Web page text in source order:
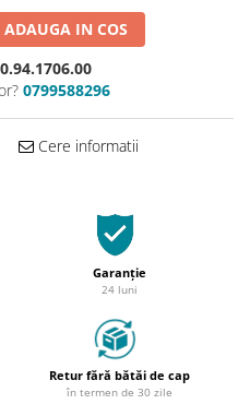
ADAUGA IN COS
0799588296
Cere informatii
Garanție
24 luni
Retur fără bătăi de cap
în termen de 30 zile